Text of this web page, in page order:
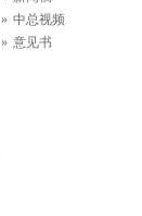
中总视频
意见书